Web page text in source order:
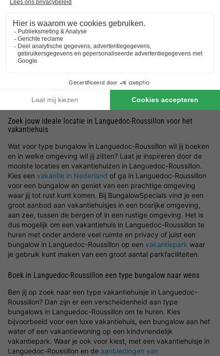
beschikbaar?
Op deze pagina filter je met gemak op de verschillende
mogelijke voorzieningen en/of faciliteiten om een vakantiehuisje
in Languedoc-Roussillon te vinden die aansluit op jouw wensen.
bent? Wij helpen je graag in Languedoc-Roussillon een
bungalow te boeken. Wil jij er op het laatste moment even
tussenuit? Kies dan voor een
last minute vakantiehuisje.
Zoek jouw ideale locatie in Languedoc-Roussillon voor het
vakantiehuis
Wat voor type bungalow in Languedoc-Roussillon wil jij boeken
en in welke omgeving wil jij zitten? Laat je inspireren door de
mooiste locaties en vakantiehuizen in Languedoc-Roussillon.
Kies een vakantie in Nederland of ga in Languedoc-Roussillon
voor een bungalow en geniet van een prachtige omgeving
waar jij tot rust kunt komen. Bij BungalowSpecials vind je een
groot aanbod aan vakantiehuisjes in een bosrijke omgeving,
aan zee, tussen de bergen of in een rustige omgeving. Het is
dus mogelijk om een vakantiehuis in Languedoc-Roussillon te
huren met onder andere veel ruimte en privacy of juist een
bungalow in Languedoc-Roussillon op een vakantiepark waar
je gebruik kunt maken van een groot aantal parkfaciliteiten.
Boek in Languedoc-Roussillon een type bungalow naar wens
Ben jij op zoek naar een type vakantiehuisje in Languedoc-
Roussillon? Dan zijn er een verscheidenheid aan type
bungalows in Languedoc-Roussillon om te huren. Kies
bijvoorbeeld voor een luxe vakantiehuis, een bungalow aan het
water of een vakantiewoning op een kindvriendelijk
vakantiepark. Waar je ook voor kiest, met een vakantiehuisje in
Languedoc-Roussillon en de aanbiedingen van